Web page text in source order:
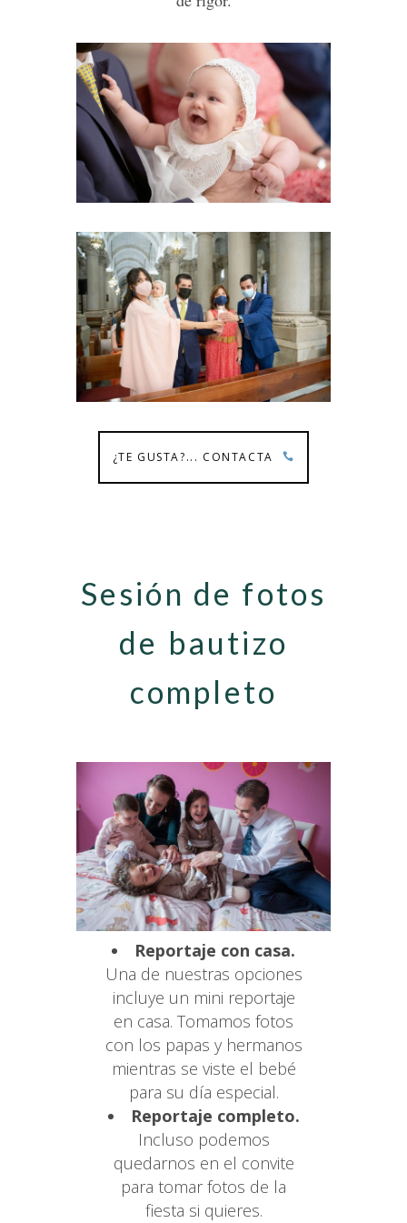
¿TE GUSTA?... CONTACTA
Sesión de fotos
de bautizo
completo
Reportaje con casa.
Una de nuestras opciones
incluye un mini reportaje
en casa. Tomamos fotos
con los papas y hermanos
mientras se viste el bebé
para su día especial.
Reportaje completo.
Incluso podemos
quedarnos en el convite
para tomar fotos de la
fiesta si quieres.